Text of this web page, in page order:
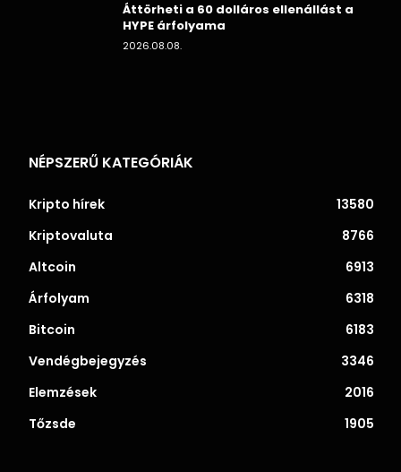
Áttörheti a 60 dolláros ellenállást a
HYPE árfolyama
2026.08.08.
NÉPSZERŰ KATEGÓRIÁK
Kripto hírek
13580
Kriptovaluta
8766
Altcoin
6913
Árfolyam
6318
Bitcoin
6183
Vendégbejegyzés
3346
Elemzések
2016
Tőzsde
1905